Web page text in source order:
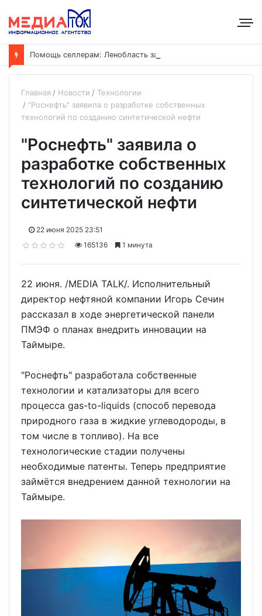
Главная Новости
Технологии
"Роснефть" заявила о разработке собственных
технологий по созданию синтетической нефти
"Роснефть" заявила о
разработке собственных
технологий по созданию
синтетической нефти
22 июня 2025 23:51
165136
1 минута
22 июня. /MEDIA TALK/. Исполнительный
директор нефтяной компании Игорь Сечин
рассказал в ходе энергетической панели
ПМЭФ о планах внедрить инновации на
Таймыре.
"Роснефть" разработала собственные
технологии и катализаторы для всего
процесса gas-to-liquids (способ перевода
природного газа в жидкие углеводороды, в
том числе в топливо). На все
технологические стадии получены
необходимые патенты. Теперь предприятие
займётся внедрением данной технологии на
Таймыре.